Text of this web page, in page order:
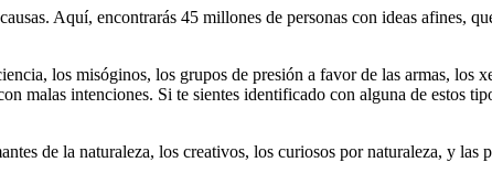
Aquí, encontrarás 45 millones de personas con ideas afines,
los misóginos, los grupos de presión a favor de las armas, los
malas intenciones. Si te sientes identificado con alguna de estos
de la naturaleza, los creativos, los curiosos por naturaleza, y las